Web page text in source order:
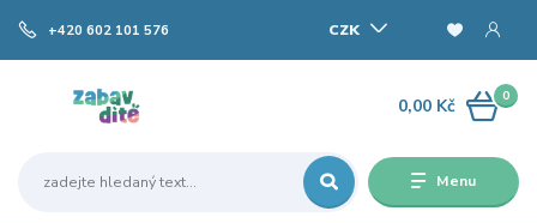
Menu
CZK
+420 602 101 576
0
0,00 Kč